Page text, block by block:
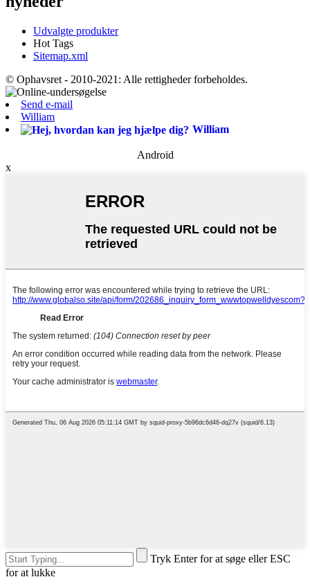
Udvalgte produkter
Hot Tags
Sitemap.xml
© Ophavsret - 2010-2021: Alle rettigheder forbeholdes.
Send e-mail
William
William
Android
x
Tryk Enter for at søge eller ESC
for at lukke